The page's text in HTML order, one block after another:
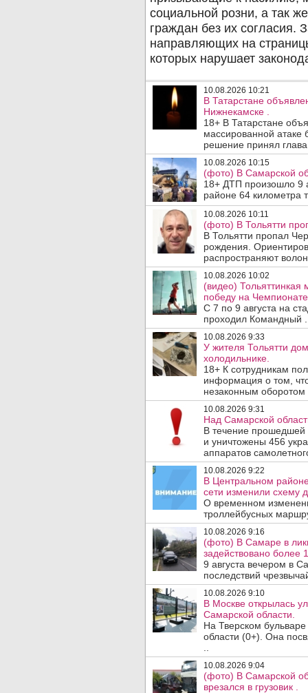
10.08.2026 10:21
В Татарстане
Нижнекамске .
18+ В Татарстане
массированной атаке
решение принял
10.08.2026 10:15
(фото) В Самарской
18+ ДТП произошло 9
районе 64 километра
10.08.2026 10:11
(фото) В Тольятти
В Тольятти пропал
рождения.
распространяют
10.08.2026 10:02
(видео)
победу на
С 7 по 9 августа на
проходил Командный
10.08.2026 9:33
У жителя Тольятти
холодильнике.
18+ К сотрудникам
информация о том,
незаконным оборотом
10.08.2026 9:31
Над Самарской
В течение
и уничтожены 456
аппаратов
10.08.2026 9:22
В Центральном
сети изменили схему
О временном
троллейбусных
10.08.2026 9:16
(фото) В Самаре в
задействовано более
9 августа вечером в
последствий
10.08.2026 9:10
В Москве открылась
Самарской области.
На Тверском
области (0+). Она
10.08.2026 9:04
(фото) В Самарской
врезался в грузовик .